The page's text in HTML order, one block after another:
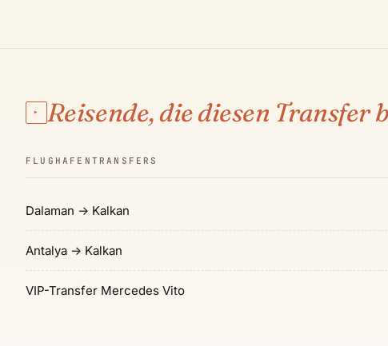
▸ Reisende, die diesen Transfer
FLUGHAFENTRANSFERS
Dalaman → Kalkan
Antalya → Kalkan
VIP-Transfer Mercedes Vito